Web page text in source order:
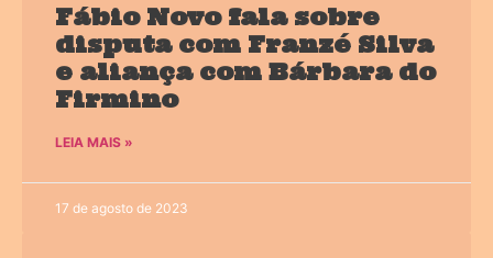
Fábio Novo fala sobre
disputa com Franzé Silva
e aliança com Bárbara do
Firmino
LEIA MAIS »
17 de agosto de 2023